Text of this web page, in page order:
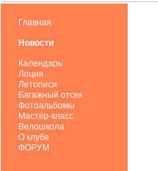
Главная
Новости
Календарь
Лоция
Летописи
Багажный отсек
Фотоальбомы
Мастер-класс
Велошкола
О клубе
ФОРУМ